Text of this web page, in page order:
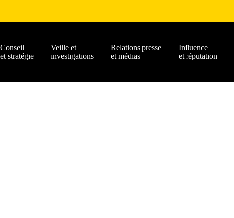
Conseil
et stratégie
Veille et
investigations
Relations presse
et médias
Influence
et réputation